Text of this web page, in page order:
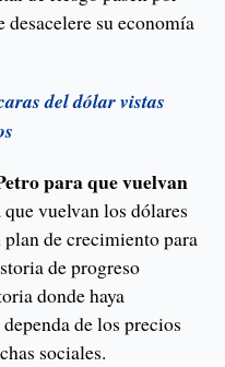
desacelere su economía
del dólar vistas
para que vuelvan
que vuelvan los dólares
de crecimiento para
de progreso
donde haya
de los precios
sociales.